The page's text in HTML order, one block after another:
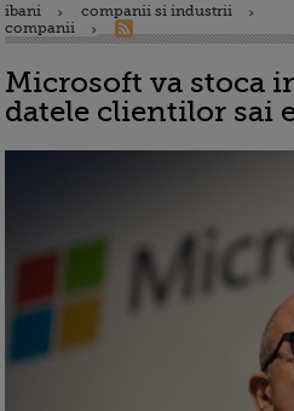
ibani
companii si industrii
companii
Microsoft va stoca
datele clientilor sai